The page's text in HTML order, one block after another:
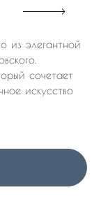
из элегантной
сочетает
искусство